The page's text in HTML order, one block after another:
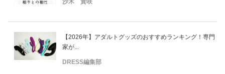
沙木 貴咲
【2026年】アダルトグッズのおすすめランキング！専門
家が...
DRESS編集部